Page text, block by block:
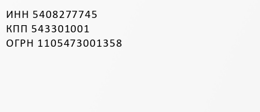
ИНН 5408277745
КПП 543301001
ОГРН 1105473001358